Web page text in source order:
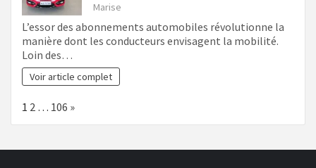
Marise
L’essor des abonnements automobiles révolutionne la
manière dont les conducteurs envisagent la mobilité.
Loin des…
Voir article complet
Page:
1 2 … 106 Next
»